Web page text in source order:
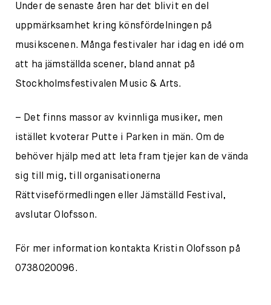
Under de senaste åren har det blivit en del
uppmärksamhet kring könsfördelningen på
musikscenen. Många festivaler har idag en idé om
att ha jämställda scener, bland annat på
Stockholmsfestivalen Music & Arts.
– Det finns massor av kvinnliga musiker, men
istället kvoterar Putte i Parken in män. Om de
behöver hjälp med att leta fram tjejer kan de vända
sig till mig, till organisationerna
Rättviseförmedlingen eller Jämställd Festival,
avslutar Olofsson.
För mer information kontakta Kristin Olofsson på
0738020096.